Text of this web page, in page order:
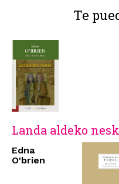
Te
Landa aldeko
Edna
O'brien